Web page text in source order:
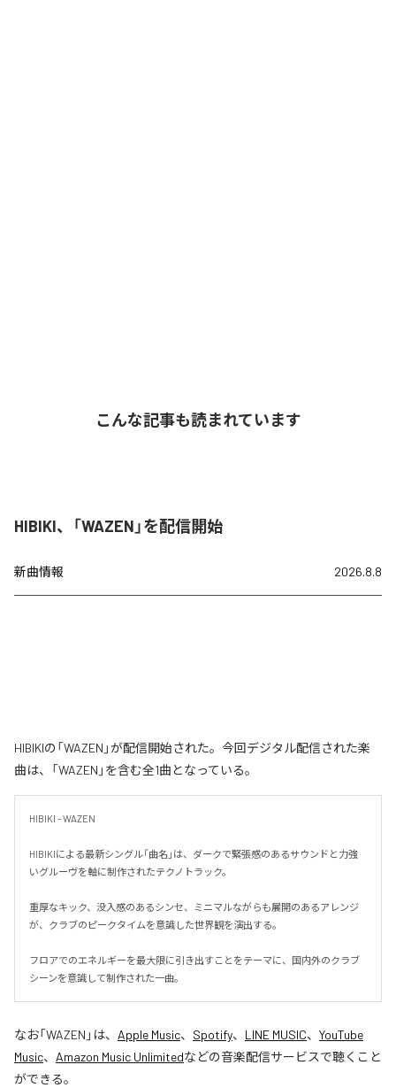
こんな記事も読まれています
HIBIKI、「WAZEN」を配信開始
新曲情報 2026.8.8
HIBIKIの「WAZEN」が配信開始された。今回デジタル配信された楽
曲は、「WAZEN」を含む全1曲となっている。
HIBIKI - WAZEN
HIBIKIによる最新シングル「曲名」は、ダークで緊張感のあるサウンドと力強
いグルーヴを軸に制作されたテクノトラック。
重厚なキック、没入感のあるシンセ、ミニマルながらも展開のあるアレンジ
が、クラブのピークタイムを意識した世界観を演出する。
フロアでのエネルギーを最大限に引き出すことをテーマに、国内外のクラブ
シーンを意識して制作された一曲。
なお「WAZEN 」は、 Apple Music、 Spotify、 LINE MUSIC、 YouTube
Music、 Amazon Music Unlimitedなどの音楽配信サービスで聴くこと
ができる。